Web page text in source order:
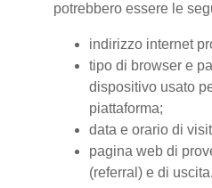
potrebbero essere le
indirizzo internet
tipo di browser e
dispositivo usato
piattaforma;
data e orario di
pagina web di
(referral) e di uscita.